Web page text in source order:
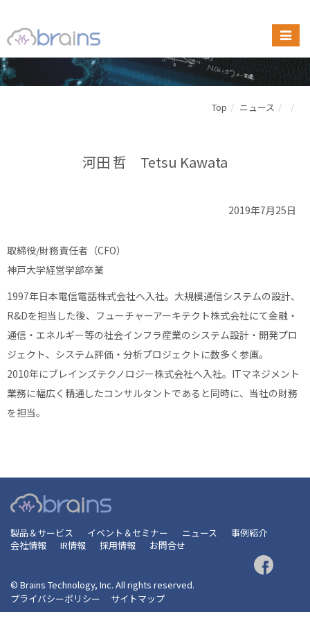
Top ニュース
河田 哲 Tetsu Kawata
2019年7月25日
取締役/財務責任者（CFO）
神戸大学経営学部卒業
1997年日本電信電話株式会社へ入社。大規模通信システムの設計、
R&Dを担当した後、フューチャーアーキテクト株式会社にて金融・
通信・エネルギー等の社会インフラ産業のシステム設計・開発プロ
ジェクト、システム評価・分析プロジェクトに数多く参画。
2010年にブレインズテクノロジー株式会社へ入社。ITマネジメント
業務に幅広く精通したコンサルタントであると同時に、当社の財務
を担当。
製品＆サービス イベント＆セミナー ニュース
事例紹介
会社情報
IR情報 採用情報 お問合せ
© Brains Technology, Inc. All rights reserved.
プライバシーポリシー
サイトマップ